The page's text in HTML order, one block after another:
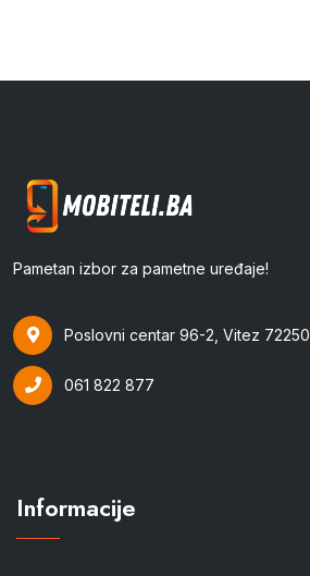
Pametan izbor za pametne uređaje!
Poslovni centar 96-2, Vitez 72250
061 822 877
Informacije